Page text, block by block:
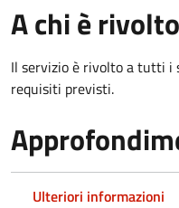
A chi è rivolto
Il servizio è rivolto a tutti i
requisiti previsti.
Ulteriori informazioni